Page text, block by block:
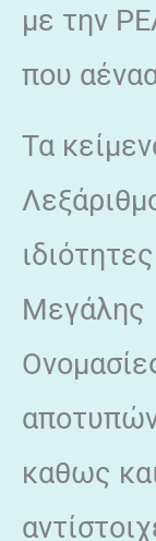
με την
που
Τα
Μεγάλης
καθως